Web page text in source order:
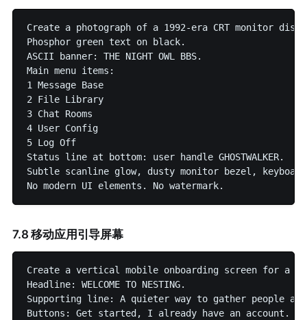
Create a photograph of a 1992-era CRT monitor
Phosphor green text on black.
ASCII banner: THE NIGHT OWL BBS.
Main menu items:
1 Message Base
2 File Library
3 Chat Rooms
4 User Config
5 Log Off
Status line at bottom: user handle GHOSTWALKER.
Subtle scanline glow, dusty monitor bezel,
7.8 移动应用引导屏幕
Create a vertical mobile onboarding screen for a
Headline: WELCOME TO NESTING.
Supporting line: A quieter way to gather people
Buttons: Get started, I already have an account.